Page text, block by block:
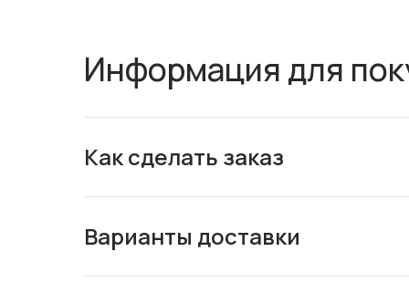
Информация для
Как сделать заказ
Варианты доставки